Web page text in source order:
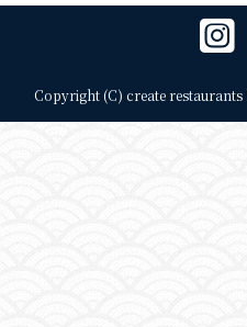
Copyright (C) create